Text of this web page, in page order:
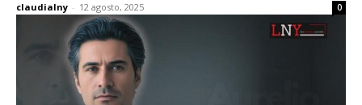
claudialny - 12 agosto, 2025 0